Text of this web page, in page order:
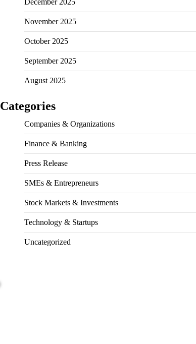
December 2025
November 2025
October 2025
September 2025
August 2025
Categories
Companies & Organizations
Finance & Banking
Press Release
SMEs & Entrepreneurs
Stock Markets & Investments
Technology & Startups
Uncategorized